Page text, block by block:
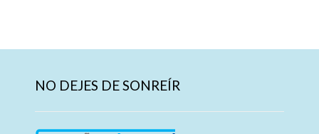
NO DEJES DE SONREÍR